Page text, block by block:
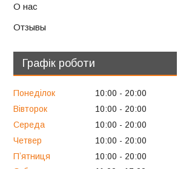
О нас
Отзывы
Графік роботи
Понеділок 10:00
20:00
Вівторок
10:00
20:00
Середа
10:00
20:00
Четвер
10:00
20:00
Пʼятниця
10:00
20:00